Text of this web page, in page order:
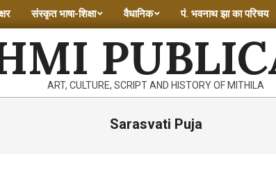
संस्कृत भाषा-शिक्षा वैधानिक पं. भवनाथ झा का परिचय
ART, CULTURE, SCRIPT AND HISTORY OF MITHILA
Sarasvati Puja